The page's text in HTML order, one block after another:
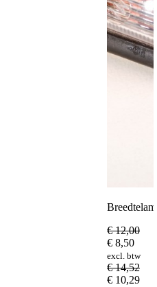
Breedtelamp
€12,00
€ 8,50
excl. btw
€14,52
€ 10,29